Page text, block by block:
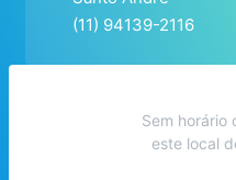
(11) 94139-2116
Sem horário
este local